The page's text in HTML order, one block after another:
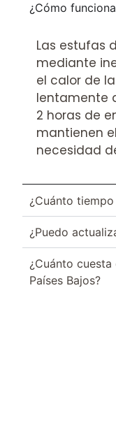
¿Cómo
Las estufas
mediante
el calor de
lentamente
2 horas de
mantienen
necesidad
¿Cuánto
¿Puedo
¿Cuánto
Países Bajos?